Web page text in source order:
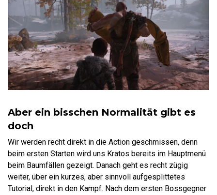
Aber ein bisschen Normalität gibt es
doch
Wir werden recht direkt in die Action geschmissen, denn
beim ersten Starten wird uns Kratos bereits im Hauptmenü
beim Baumfällen gezeigt. Danach geht es recht zügig
weiter, über ein kurzes, aber sinnvoll aufgesplittetes
Tutorial, direkt in den Kampf. Nach dem ersten Bossgegner